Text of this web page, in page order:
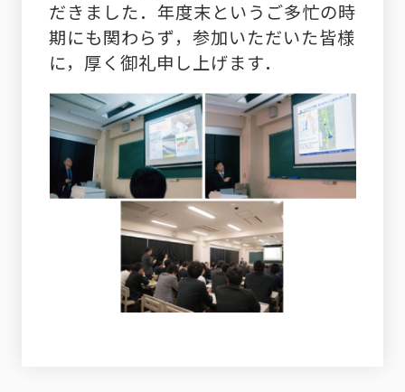
だきました．年度末というご多忙の時
期にも関わらず，参加いただいた皆様
に，厚く御礼申し上げます．